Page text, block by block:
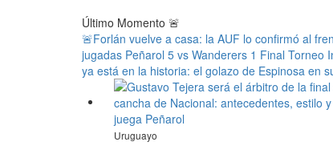
Último Momento 🚨
🚨Forlán vuelve a casa: la AUF lo confirmó al
jugadas Peñarol 5 vs Wanderers 1 Final Torneo
ya está en la historia: el golazo de Espinosa en
Uruguayo